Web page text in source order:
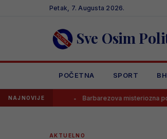
Petak, 7. Augusta 2026.
Sve Osim
POČETNA SPORT
NAJNOVIJEBarbarezova misteriozna poruka
AKTUELNO